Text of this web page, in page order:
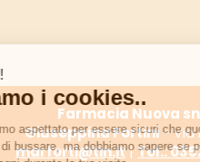
Farmacia Nuova
Giuseppina Fortini- Via
marforti@tin.it|Tel.: